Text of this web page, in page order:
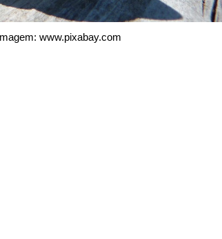
www.pixabay.com